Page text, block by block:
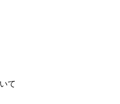
て